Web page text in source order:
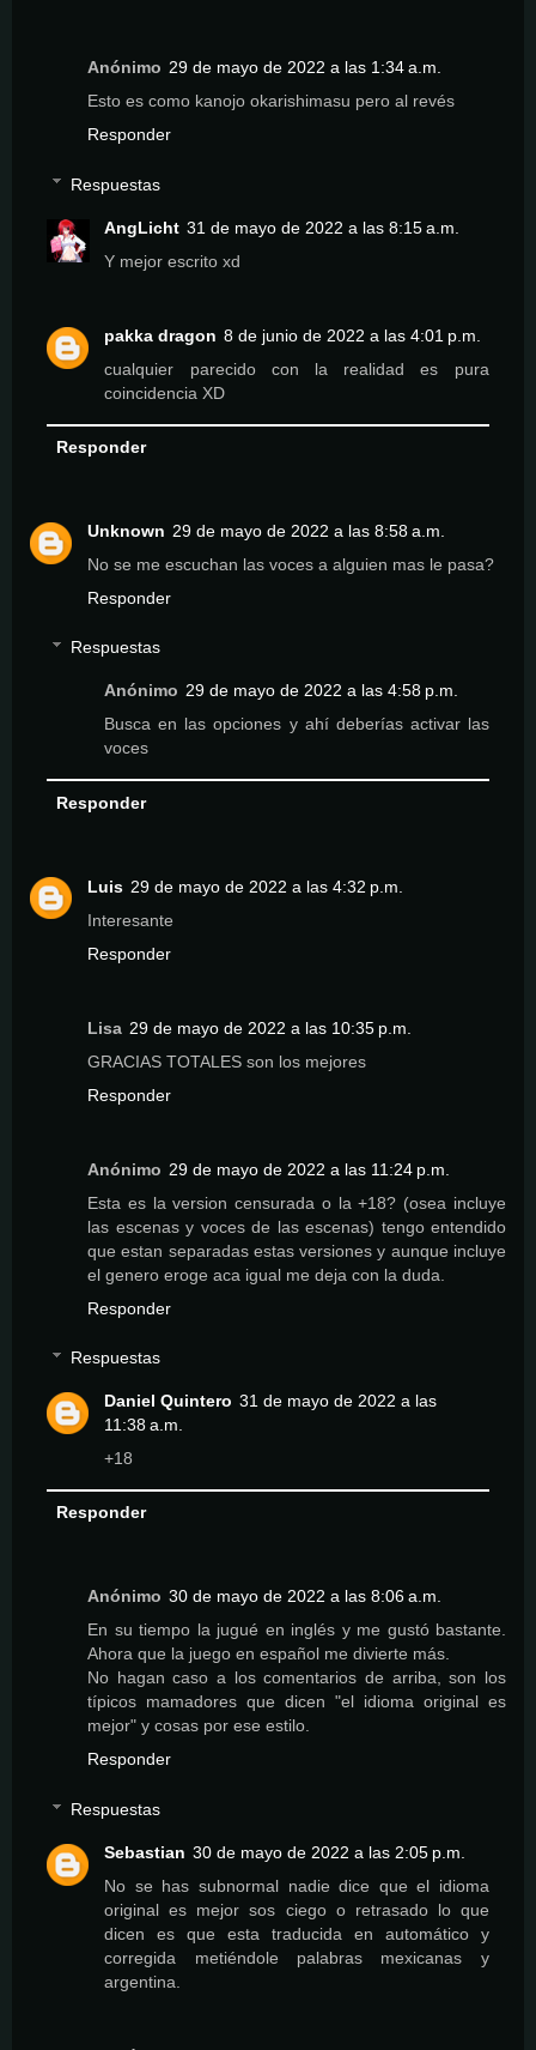
Anónimo 29 de mayo de 2022 a las 1:34 a.m.
Esto es como kanojo okarishimasu pero al revés
Responder
Respuestas
AngLicht 31 de mayo de 2022 a las 8:15 a.m.
Y mejor escrito xd
pakka dragon 8 de junio de 2022 a las 4:01 p.m.
cualquier parecido con la realidad es pura
coincidencia XD
Responder
Unknown 29 de mayo de 2022 a las 8:58 a.m.
No se me escuchan las voces a alguien mas le pasa?
Responder
Respuestas
Anónimo 29 de mayo de 2022 a las 4:58 p.m.
Busca en las opciones y ahí deberías activar las
voces
Responder
Luis 29 de mayo de 2022 a las 4:32 p.m.
Interesante
Responder
Lisa 29 de mayo de 2022 a las 10:35 p.m.
GRACIAS TOTALES son los mejores
Responder
Anónimo 29 de mayo de 2022 a las 11:24 p.m.
Esta es la version censurada o la +18? (osea incluye
las escenas y voces de las escenas) tengo entendido
que estan separadas estas versiones y aunque incluye
el genero eroge aca igual me deja con la duda.
Responder
Respuestas
Daniel Quintero 31 de mayo de 2022 a las
11:38 a.m.
+18
Responder
Anónimo 30 de mayo de 2022 a las 8:06 a.m.
En su tiempo la jugué en inglés y me gustó bastante.
Ahora que la juego en español me divierte más.
No hagan caso a los comentarios de arriba, son los
típicos mamadores que dicen "el idioma original es
mejor" y cosas por ese estilo.
Responder
Respuestas
Sebastian 30 de mayo de 2022 a las 2:05 p.m.
No se has subnormal nadie dice que el idioma
original es mejor sos ciego o retrasado lo que
dicen es que esta traducida en automático y
corregida metiéndole palabras mexicanas y
argentina.